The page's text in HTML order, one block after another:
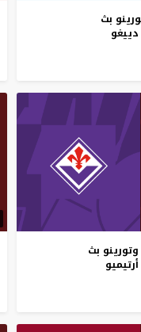
بث
دييغو
وتورينو بث
أرتيميو